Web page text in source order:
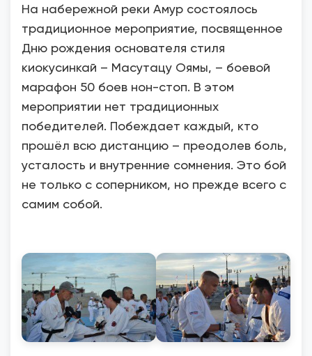
На набережной реки Амур состоялось
традиционное мероприятие, посвященное
Дню рождения основателя стиля
киокусинкай – Масутацу Оямы, – боевой
марафон 50 боев нон-стоп. В этом
мероприятии нет традиционных
победителей. Побеждает каждый, кто
прошёл всю дистанцию – преодолев боль,
усталость и внутренние сомнения. Это бой
не только с соперником, но прежде всего с
самим собой.